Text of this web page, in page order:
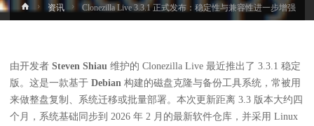
首
页
资讯 Clonezilla Live 3.3.1 正式发布：稳定性与兼容性进一步增强
由开发者 Steven Shiau维护的 Clonezilla Live 最近推出了 3.3.1 稳定
版。这是一款基于 Debian构建的磁盘克隆与备份工具系统，常被用
来做整盘复制、系统迁移或批量部署。本次更新距离 3.3 版本大约四
个月，系统基础同步到 2026 年 2 月的最新软件仓库，并采用 Linux